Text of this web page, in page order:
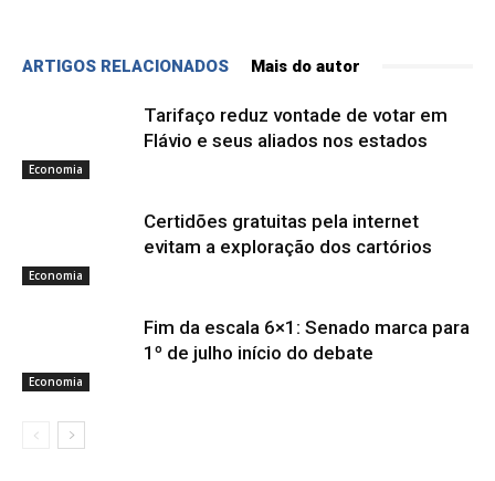
ARTIGOS RELACIONADOS Mais do autor
Economia
Tarifaço reduz vontade de votar em
Flávio e seus aliados nos estados
Economia
Certidões gratuitas pela internet
evitam a exploração dos cartórios
Economia
Fim da escala 6×1: Senado marca para
1º de julho início do debate